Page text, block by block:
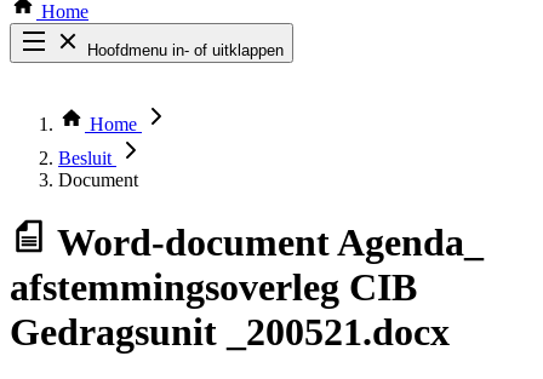
Home
Hoofdmenu in- of uitklappen
Thema COVID-19
Bekijk per bestuursorgaan
Home
Besluit
Document
Word-documentAgenda_
afstemmingsoverleg CIB
Gedragsunit _200521.docx